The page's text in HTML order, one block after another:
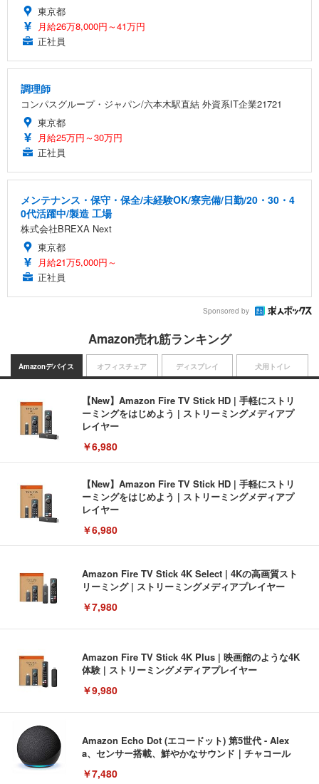
東京都
月給26万8,000円～41万円
正社員
調理師
コンパスグループ・ジャパン/六本木駅直結 外資系IT企業21721
東京都
月給25万円～30万円
正社員
メンテナンス・保守・保全/未経験OK/寮完備/日勤/20・30・4
0代活躍中/製造 工場
株式会社BREXA Next
東京都
月給21万5,000円～
正社員
Sponsored by
Amazon売れ筋ランキング
Amazonデバイス
【New】Amazon Fire TV Stick HD | 手軽にストリ
ーミングをはじめよう | ストリーミングメディアプ
レイヤー
￥6,980
【New】Amazon Fire TV Stick HD | 手軽にストリ
ーミングをはじめよう | ストリーミングメディアプ
レイヤー
￥6,980
Amazon Fire TV Stick 4K Select | 4Kの高画質スト
リーミング | ストリーミングメディアプレイヤー
￥7,980
Amazon Fire TV Stick 4K Plus | 映画館のような4K
体験 | ストリーミングメディアプレイヤー
￥9,980
Amazon Echo Dot (エコードット) 第5世代 - Alex
a、センサー搭載、鮮やかなサウンド｜チャコール
￥7,480
オフィスチェア ディスプレイ 犬用トイレ